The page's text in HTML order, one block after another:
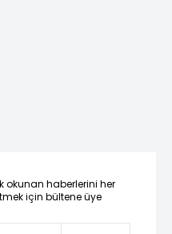
okunan haberlerini her
için bültene üye